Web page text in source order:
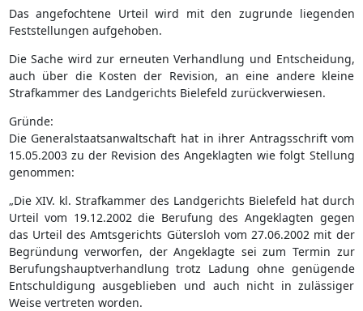
Das angefochtene Urteil wird mit den zugrunde liegenden
Feststellungen aufgehoben.
Die Sache wird zur erneuten Verhandlung und Entscheidung,
auch über die Kosten der Revision, an eine andere kleine
Strafkammer des Landgerichts Bielefeld zurückverwiesen.
Gründe:
Die Generalstaatsanwaltschaft hat in ihrer Antragsschrift vom
15.05.2003 zu der Revision des Angeklagten wie folgt Stellung
genommen:
„Die XIV. kl. Strafkammer des Landgerichts Bielefeld hat durch
Urteil vom 19.12.2002 die Berufung des Angeklagten gegen
das Urteil des Amtsgerichts Gütersloh vom 27.06.2002 mit der
Begründung verworfen, der Angeklagte sei zum Termin zur
Berufungshauptverhandlung trotz Ladung ohne genügende
Entschuldigung ausgeblieben und auch nicht in zulässiger
Weise vertreten worden.